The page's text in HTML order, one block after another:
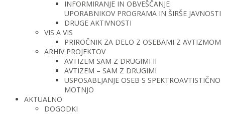
INFORMIRANJE IN OBVEŠČANJE
UPORABNIKOV PROGRAMA IN ŠIRŠE JAVNOSTI
DRUGE AKTIVNOSTI
VIS A VIS
PRIROČNIK ZA DELO Z OSEBAMI Z AVTIZMOM
ARHIV PROJEKTOV
AVTIZEM SAM Z DRUGIMI II
AVTIZEM – SAM Z DRUGIMI
USPOSABLJANJE OSEB S SPEKTROAVTISTIČNO
MOTNJO
AKTUALNO
DOGODKI